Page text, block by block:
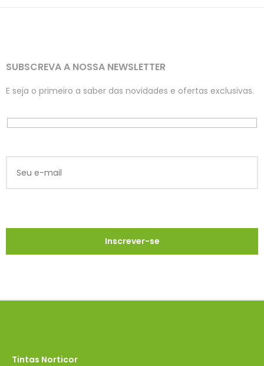
SUBSCREVA A NOSSA NEWSLETTER
E seja o primeiro a saber das novidades e ofertas exclusivas.
Tintas Norticor